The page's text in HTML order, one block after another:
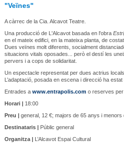
"Veïnes"
A càrrec de la Cia. Alcavot Teatre.
Una producció de L'Alcavot basada en l'obra
en el mateix edifici, en la mateixa planta, de
Dues veïnes molt diferents, socialment
situacions vitals oposades... però el destí les
pervers i a cops de solidaritat.
Un espectacle representat per dues actrius
L’adaptació, posada en escena i direcció ha estat
Entrades a www.entrapolis.como reserves per
Horari |18:00
Preu |general, 12 €; majors de 65 anys i menors
Destinataris |Públic general
Organitza |L’Alcavot Espai Cultural